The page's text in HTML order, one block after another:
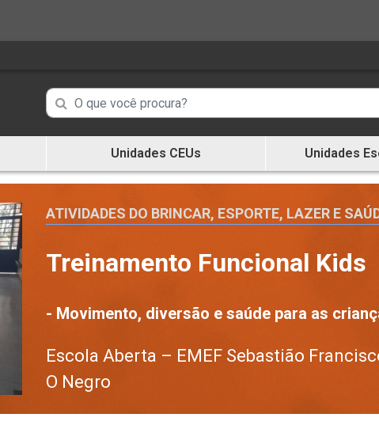
Campo
de
de
informações
Campo
de
Busca
informações
Unidades CEUs Unidades
ATIVIDADES DO BRINCAR, ESPORTE, LAZER E
Treinamento Funcional Kids
- Movimento, diversão e saúde para as
Escola Aberta – EMEF Sebastião
O Negro